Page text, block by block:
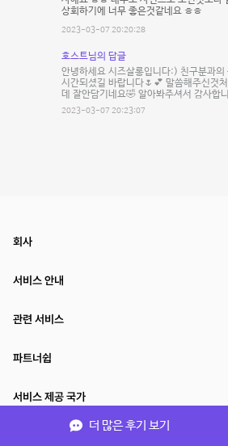
상회하기에 너무 좋은것같네요 ㅎㅎ
2023-03-07 20:20:28
호스트님의 답글
안녕하세요 시즈살롱입니다:) 친구분과
시간되셨길 바랍니다🌷💕 말씀해주신것
데 잘안담기네요🤣 알아봐주셔서 감사합
2023-03-07 20:23:07
더 많은 후기 보기
회사
서비스 안내
관련 서비스
파트너쉽
서비스 제공 국가